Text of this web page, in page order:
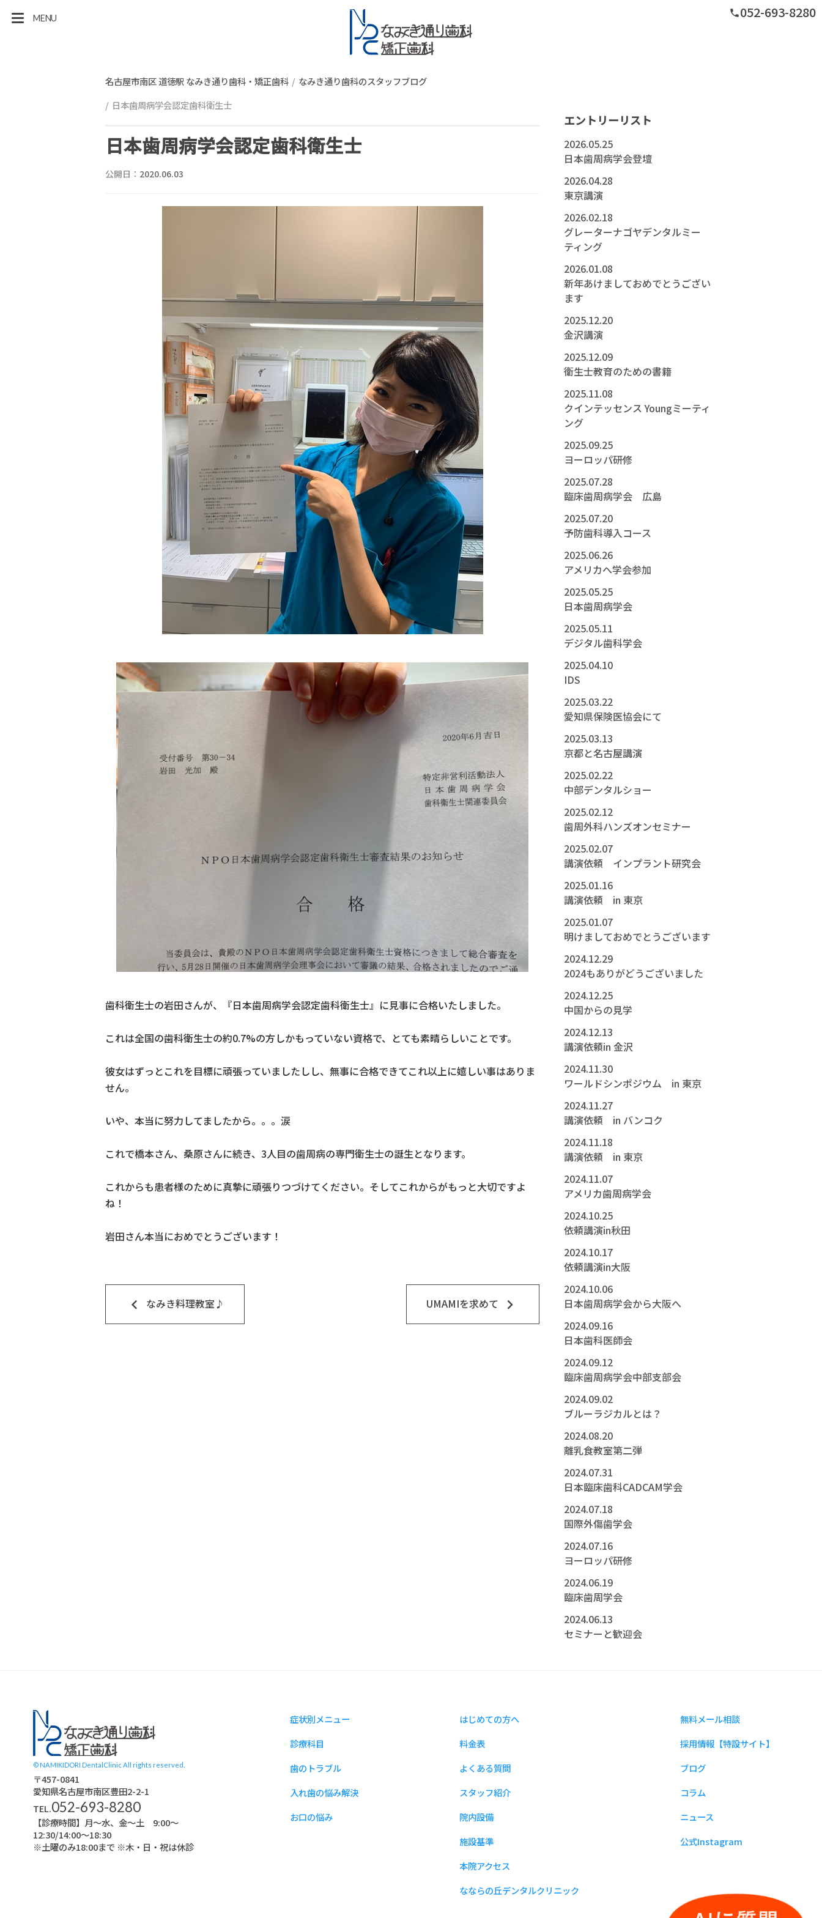
MENU phone052-693-8280
名古屋市南区 道徳駅 なみき通り歯科・矯正歯科
なみき通り歯科のスタッフブログ
日本歯周病学会認定歯科衛生士
日本歯周病学会認定歯科衛生士
公開日： 2020.06.03
歯科衛生士の岩田さんが、『日本歯周病学会認定歯科衛生士』に見事に合格いたしました。
これは全国の歯科衛生士の約0.7%の方しかもっていない資格で、とても素晴らしいことです。
彼女はずっとこれを目標に頑張っていましたしし、無事に合格できてこれ以上に嬉しい事はありま
せん。
いや、本当に努力してましたから。。。涙
これで橋本さん、桑原さんに続き、3人目の歯周病の専門衛生士の誕生となります。
これからも患者様のために真摯に頑張りつづけてください。そしてこれからがもっと大切ですよ
ね！
岩田さん本当におめでとうございます！
keyboard_arrow_left なみき料理教室♪ UMAMIを求めて keyboard_arrow_right
エントリーリスト
2026.05.25
日本歯周病学会登壇
2026.04.28
東京講演
2026.02.18
グレーターナゴヤデンタルミー
ティング
2026.01.08
新年あけましておめでとうござい
ます
2025.12.20
金沢講演
2025.12.09
衛生士教育のための書籍
2025.11.08
クインテッセンス Youngミーティ
ング
2025.09.25
ヨーロッパ研修
2025.07.28
臨床歯周病学会 広島
2025.07.20
予防歯科導入コース
2025.06.26
アメリカへ学会参加
2025.05.25
日本歯周病学会
2025.05.11
デジタル歯科学会
2025.04.10
IDS
2025.03.22
愛知県保険医協会にて
2025.03.13
京都と名古屋講演
2025.02.22
中部デンタルショー
2025.02.12
歯周外科ハンズオンセミナー
2025.02.07
講演依頼 インプラント研究会
2025.01.16
講演依頼 in 東京
2025.01.07
明けましておめでとうございます
2024.12.29
2024もありがどうございました
2024.12.25
中国からの見学
2024.12.13
講演依頼in 金沢
2024.11.30
ワールドシンポジウム in 東京
2024.11.27
講演依頼 in バンコク
2024.11.18
講演依頼 in 東京
2024.11.07
アメリカ歯周病学会
2024.10.25
依頼講演in秋田
2024.10.17
依頼講演in大阪
2024.10.06
日本歯周病学会から大阪へ
2024.09.16
日本歯科医師会
2024.09.12
臨床歯周病学会中部支部会
2024.09.02
ブルーラジカルとは？
2024.08.20
離乳食教室第二弾
2024.07.31
日本臨床歯科CADCAM学会
2024.07.18
国際外傷歯学会
2024.07.16
ヨーロッパ研修
2024.06.19
臨床歯周学会
2024.06.13
セミナーと歓迎会
© NAMIKIDORI DentalClinic All rights reserved.
〒457-0841
愛知県名古屋市南区豊田2-2-1
TEL.052-693-8280
【診療時間】月〜水、金～土 9:00〜
12:30/14:00～18:30
※土曜のみ18:00まで ※木・日・祝は休診
症状別メニュー
診療科目
歯のトラブル
入れ歯の悩み解決
お口の悩み
はじめての方へ
料金表
よくある質問
スタッフ紹介
院内設備
施設基準
本院アクセス
なならの丘デンタルクリニック
無料メール相談
採用情報【特設サイト】
ブログ
コラム
ニュース
公式Instagram